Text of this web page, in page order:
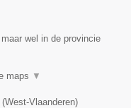
wel in de provincie
maps ▼
(West-Vlaanderen)